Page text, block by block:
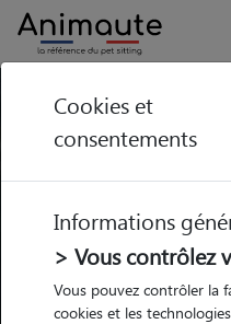
Trouvez votre
Garde
chez le Pet Sitter
Garde
chez le Pet Sitter
Cookies et
consentements
Informations
> Vous contrôlez
Vous pouvez contrôler la
cookies et les